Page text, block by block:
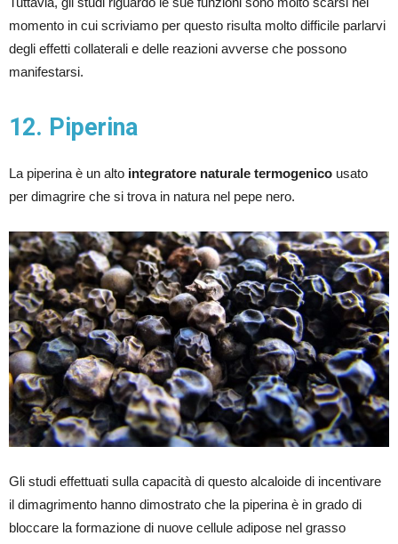
momento in cui scriviamo per questo risulta molto difficile parlarvi
degli effetti collaterali e delle reazioni avverse che possono
manifestarsi.
12. Piperina
La piperina è un alto integratore naturale termogenico usato
per dimagrire che si trova in natura nel pepe nero.
Gli studi effettuati sulla capacità di questo alcaloide di incentivare
il dimagrimento hanno dimostrato che la piperina è in grado di
bloccare la formazione di nuove cellule adipose nel grasso